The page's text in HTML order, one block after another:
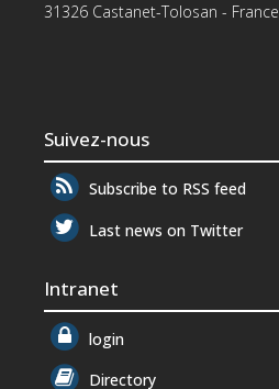
31326 Castanet-Tolosan - France
Suivez-nous
Subscribe to RSS feed
Last news on Twitter
Intranet
login
Directory